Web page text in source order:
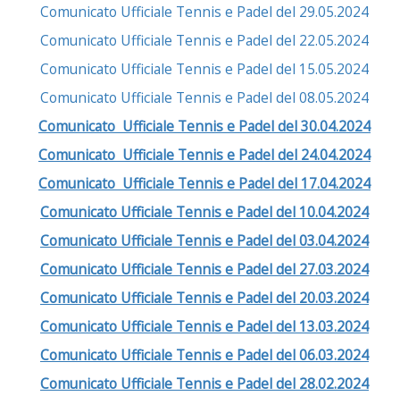
Comunicato Ufficiale Tennis e Padel del 29.05.2024
Comunicato Ufficiale Tennis e Padel del 22.05.2024
Comunicato Ufficiale Tennis e Padel del 15.05.2024
Comunicato Ufficiale Tennis e Padel del 08.05.2024
Comunicato Ufficiale Tennis e Padel del 30.04.2024
Comunicato Ufficiale Tennis e Padel del 24.04.2024
Comunicato Ufficiale Tennis e Padel del 17.04.2024
Comunicato Ufficiale Tennis e Padel del 10.04.2024
Comunicato Ufficiale Tennis e Padel del 03.04.2024
Comunicato Ufficiale Tennis e Padel del 27.03.2024
Comunicato Ufficiale Tennis e Padel del 20.03.2024
Comunicato Ufficiale Tennis e Padel del 13.03.2024
Comunicato Ufficiale Tennis e Padel del 06.03.2024
Comunicato Ufficiale Tennis e Padel del 28.02.2024